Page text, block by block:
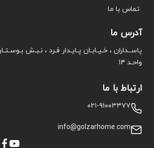
آدرس ما
واحـد ۱۴
ارتباط با ما
۰۲۱-۹۱۰۰۳۳۷۷
info@golzarhome.com
تماس با ما